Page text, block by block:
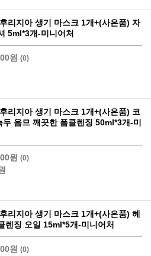
리지아 생기 마스크 1개+(사은품) 자
5ml*3개-미니어처
원 (0)
리지아 생기 마스크 1개+(사은품) 코
두 옴므 깨끗한 폼클렌징 50ml*3개-미
원 (0)
리지아 생기 마스크 1개+(사은품) 헤
렌징 오일 15ml*5개-미니어처
원 (0)